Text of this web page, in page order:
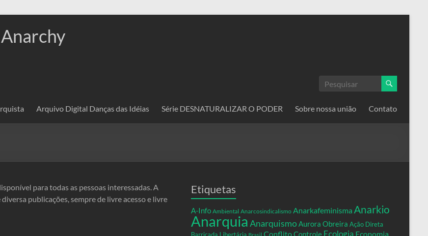
Arquivo Digital Danças das Idéias Série DESNATURALIZAR O PODER Sobre nossa união Contato
para todas as pessoas interessadas. A
publicações, sempre de livre acesso e livre
Etiquetas
A-Info Ambiental Anarcosindicalismo Anarkafeminisma Anarkio
Anarquia AnarquismoAurora Obreira Ação Direta
ConflitoControle Ecologia Economia